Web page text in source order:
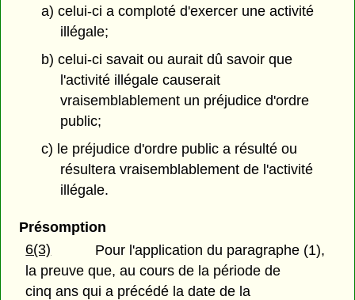
a) celui-ci a comploté d'exercer une activité
illégale;
b) celui-ci savait ou aurait dû savoir que
l'activité illégale causerait
vraisemblablement un préjudice d'ordre
public;
c) le préjudice d'ordre public a résulté ou
résultera vraisemblablement de l'activité
illégale.
Présomption
6(3)
Pour l'application du paragraphe (1),
la preuve que, au cours de la période de
cinq ans qui a précédé la date de la